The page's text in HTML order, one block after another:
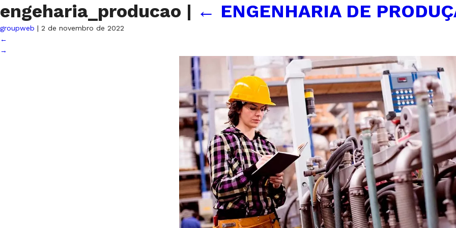
engeharia_producao | ← ENGENHARIA DE
groupweb | 2 de novembro de 2022
←
→